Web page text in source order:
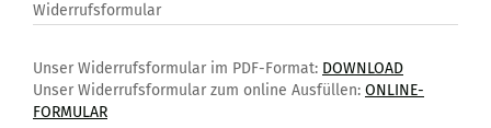
Widerrufsformular
Unser Widerrufsformular im PDF-Format: DOWNLOAD
Unser Widerrufsformular zum online Ausfüllen: ONLINE-
FORMULAR